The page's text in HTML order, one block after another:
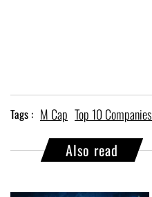
Tags : M Cap Top 10 Companies
Also read